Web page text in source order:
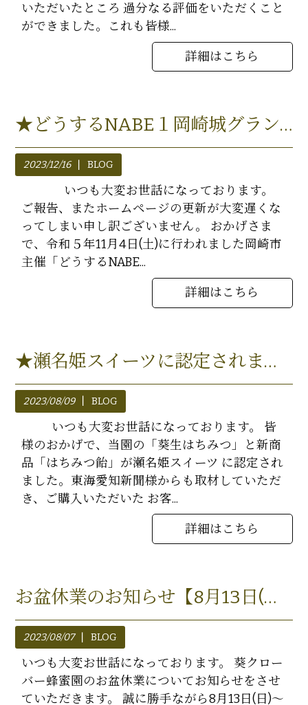
いただいたところ 過分なる評価をいただくこと
ができました。これも皆様...
詳細はこちら
★どうするNABE１岡崎城グランプリ第2位(予選)★
2023/12/16 BLOG
いつも大変お世話になっております。
ご報告、またホームページの更新が大変遅くな
ってしまい申し訳ございません。 おかげさま
で、令和５年11月4日(土)に行われました岡崎市
主催「どうするNABE...
詳細はこちら
★瀬名姫スイーツに認定されました★
2023/08/09 BLOG
いつも大変お世話になっております。 皆
様のおかげで、当園の「葵生はちみつ」と新商
品「はちみつ飴」が瀬名姫スイーツ に認定され
ました。東海愛知新聞様からも取材していただ
き、ご購入いただいた お客...
詳細はこちら
お盆休業のお知らせ【8月13日(日)～8月18日(金)】
2023/08/07 BLOG
いつも大変お世話になっております。 葵クロー
バー蜂蜜園のお盆休業についてお知らせをさせ
ていただきます。 誠に勝手ながら8月13日(日)～